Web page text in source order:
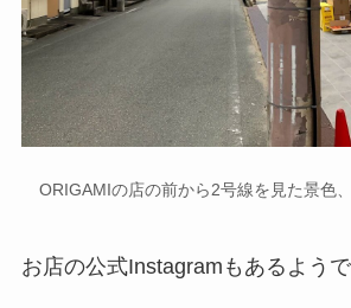
ORIGAMIの店の前から2号線を見た景色
お店の公式Instagramもあるようで